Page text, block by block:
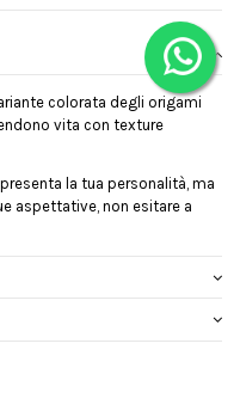
colorata degli origami
vita con texture
la tua personalità, ma
aspettative, non esitare a